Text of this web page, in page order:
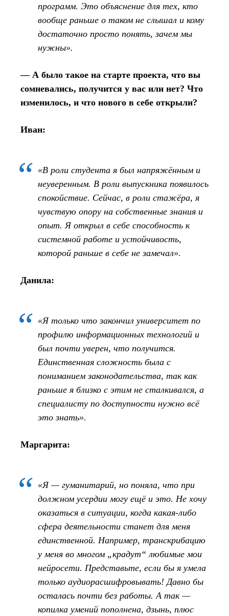
программ. Это объяснение для тех, кто
вообще раньше о таком не слышал и кому
достаточно просто понять, зачем мы
нужны».
— А было такое на старте проекта, что вы
сомневались, получится у вас или нет? Что
изменилось, и что нового в себе открыли?
Иван:
«В роли студента я был напряжённым и
неуверенным. В роли выпускника появилось
спокойствие. Сейчас, в роли стажёра, я
чувствую опору на собственные знания и
опыт. Я открыл в себе способность к
системной работе и устойчивость,
которой раньше в себе не замечал».
Данила:
«Я только что закончил университет по
профилю информационных технологий и
был почти уверен, что получится.
Единственная сложность была с
пониманием законодательства, так как
раньше я близко с этим не сталкивался, а
специалисту по доступности нужно всё
это знать».
Маргарита:
«Я — гуманитарий, но поняла, что при
должном усердии могу ещё и это. Не хочу
оказаться в ситуации, когда какая‑либо
сфера деятельности станет для меня
единственной. Например, транскрибацию
у меня во многом „крадут“ любимые мои
нейросети. Представьте, если бы я умела
только аудиорасшифровывать! Давно бы
осталась почти без работы. А так —
копилка умений пополнена, дзынь, плюс